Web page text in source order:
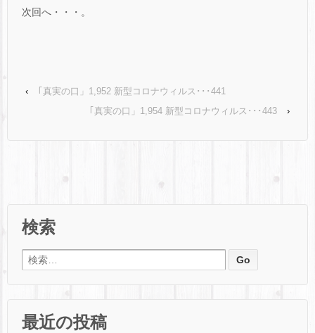
次回へ・・・。
‹
｢真実の口」1,952 新型コロナウィルス･･･441
｢真実の口」1,954 新型コロナウィルス･･･443
›
検索
検索:
最近の投稿